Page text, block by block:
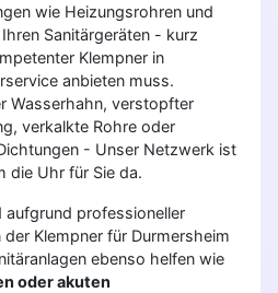
wie Heizungsrohren und
Sanitärgeräten - kurz
Klempner in
anbieten muss.
Wasserhahn, verstopfter
verkalkte Rohre oder
- Unser Netzwerk ist
die Uhr für Sie da.
aufgrund professioneller
Klempner für Durmersheim
ebenso helfen wie
oder akuten